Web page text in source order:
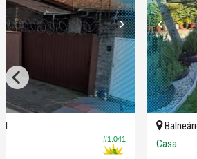
Praia dos